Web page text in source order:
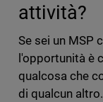
attività?
Se sei un MSP
l'opportunità è
qualcosa che
di qualcun